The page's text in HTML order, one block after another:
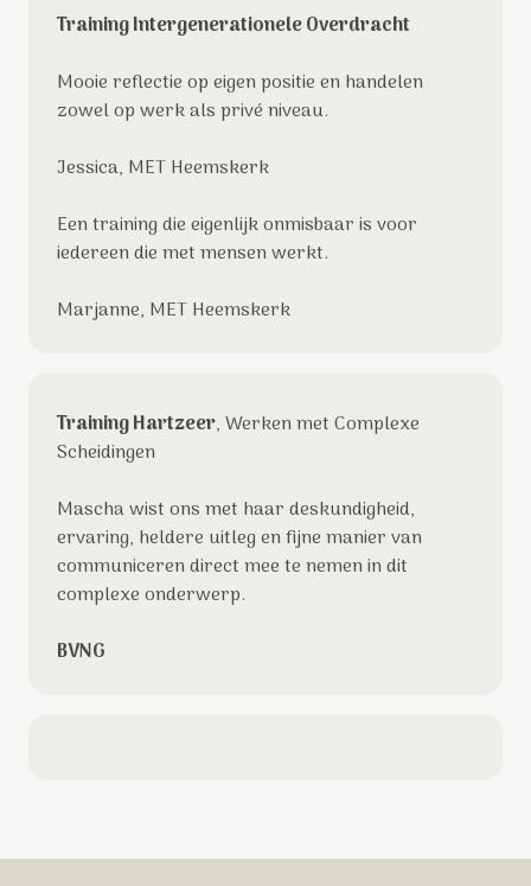
Training Intergenerationele Overdracht
Mooie reflectie op eigen positie en handelen
zowel op werk als privé niveau.
Jessica, MET Heemskerk
Een training die eigenlijk onmisbaar is voor
iedereen die met mensen werkt.
Marjanne, MET Heemskerk
Training Hartzeer, Werken met Complexe
Scheidingen
Mascha wist ons met haar deskundigheid,
ervaring, heldere uitleg en fijne manier van
communiceren direct mee te nemen in dit
complexe onderwerp.
BVNG